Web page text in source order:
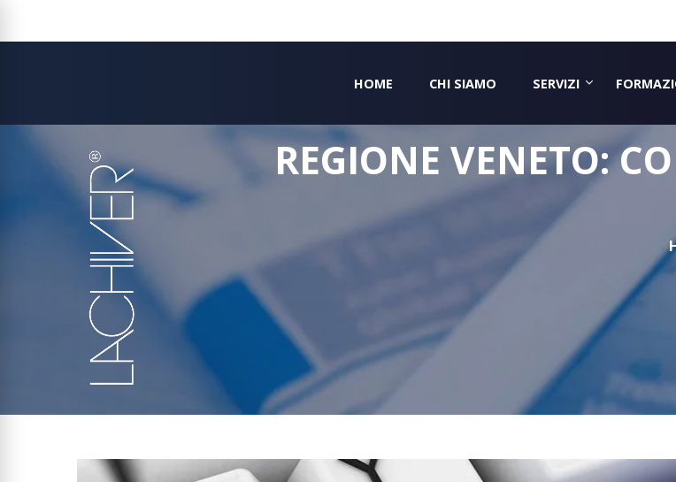
HOME CHI SIAMO SERVIZI
REGIONE VENETO: